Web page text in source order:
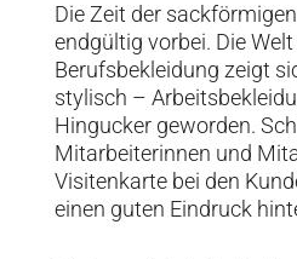
Die Zeit der
endgültig vorbei. Die
Berufsbekleidung zeigt
stylisch –
Hingucker geworden.
Mitarbeiterinnen und
Visitenkarte bei den
einen guten Eindruck